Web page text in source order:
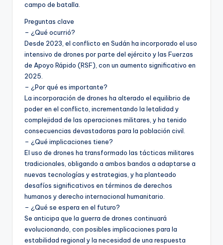
campo de batalla.
Preguntas clave
– ¿Qué ocurrió?
Desde 2023, el conflicto en Sudán ha incorporado el uso
intensivo de drones por parte del ejército y las Fuerzas
de Apoyo Rápido (RSF), con un aumento significativo en
2025.
– ¿Por qué es importante?
La incorporación de drones ha alterado el equilibrio de
poder en el conflicto, incrementando la letalidad y
complejidad de las operaciones militares, y ha tenido
consecuencias devastadoras para la población civil.
– ¿Qué implicaciones tiene?
El uso de drones ha transformado las tácticas militares
tradicionales, obligando a ambos bandos a adaptarse a
nuevas tecnologías y estrategias, y ha planteado
desafíos significativos en términos de derechos
humanos y derecho internacional humanitario.
– ¿Qué se espera en el futuro?
Se anticipa que la guerra de drones continuará
evolucionando, con posibles implicaciones para la
estabilidad regional y la necesidad de una respuesta